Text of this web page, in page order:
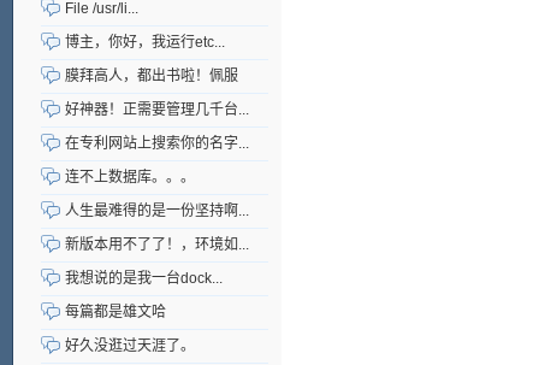
File /usr/li...
博主，你好，我运行etc...
膜拜高人，都出书啦！佩服
好神器！正需要管理几千台...
在专利网站上搜索你的名字...
连不上数据库。。。
人生最难得的是一份坚持啊...
新版本用不了了！，环境如...
我想说的是我一台dock...
每篇都是雄文哈
好久没逛过天涯了。